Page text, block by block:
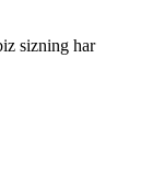
sizning har